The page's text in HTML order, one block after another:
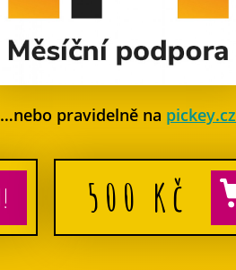
…nebo pravidelně na pickey.cz
500 Kč